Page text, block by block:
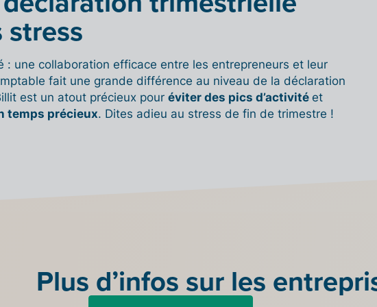
stress
: une collaboration efficace entre les entrepreneurs et leur
fait une grande différence au niveau de la déclaration
est un atout précieux pour éviter des pics d’activité et
temps précieux. Dites adieu au stress de fin de trimestre !
Plus d’infos sur les